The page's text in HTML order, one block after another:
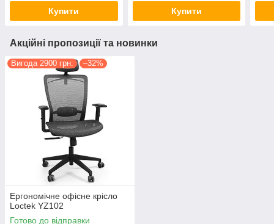
Купити Купити
Акційні пропозиції та новинки
Вигода 2900 грн. –32%
Ергономічне офісне крісло
Loctek YZ102
Готово до відправки